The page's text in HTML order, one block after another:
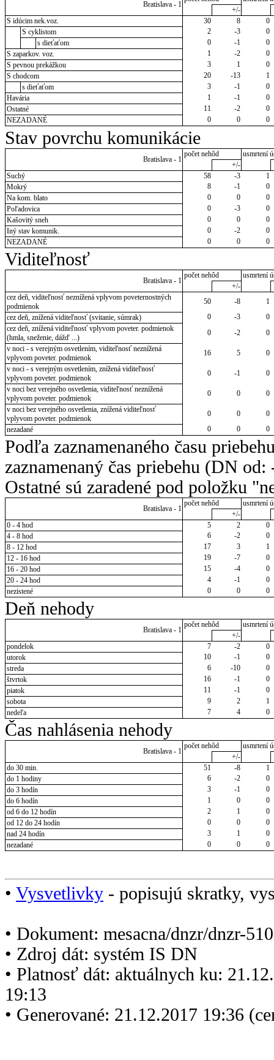
Bratislava - 1
+/-
S idúcim nek.voz.
30 8
0
S cyklistom
2 -3
0
s dieťaťom
0 -1
0
S zaparkov. voz.
1 -2
0
S pevnou prekážkou
3 1
0
S chodcom
20 -13
1
s dieťaťom
3 -1
0
Havária
1 -1
0
Ostatné
11 -2
0
NEZADANÉ
0 0 0
Stav povrchu komunikácie
Bratislava - 1
počet nehôd
usmrtení
+/-
Suchý
58 -3
1
Mokrý
8 -1
0
Na kom. blato
0 0
0
Poľadovica
0 -3
0
Kašovitý sneh
0 0
0
Iný stav komunik.
0 -2
0
NEZADANÉ
0 0 0
Viditeľnosť
Bratislava - 1
počet nehôd
usmrtení
+/-
cez deň, viditeľnosť neznížená vplyvom poveternostných
podmienok
50 -8
1
cez deň, znížená viditeľnosť (svitanie, súmrak)
0 -3
0
cez deň, znížená viditeľnosť vplyvom poveter. podmienok
(hmla, sneženie, dážď ...)
0 -2
0
v noci - s verejným osvetlením, viditeľnosť neznížená
vplyvom poveter. podmienok
16 5
0
v noci - s verejným osvetlením, znížená viditeľnosť
vplyvom poveter. podmienok
0 -1
0
v noci bez verejného osvetlenia, viditeľnosť neznížená
vplyvom poveter. podmienok
0 0
0
v noci bez verejného osvetlenia, znížená viditeľnosť
vplyvom poveter. podmienok
0 0
0
nezadané
0 0 0
Podľa zaznamenaného času
zaznamenaný čas priebehu (DN
Ostatné sú zaradené pod položku
Bratislava - 1
počet nehôd
usmrtení
+/-
0 - 4 hod
5 2
0
4 - 8 hod
6 -2
0
8 - 12 hod
17 3
1
12 - 16 hod
19 -7
0
16 - 20 hod
15 -4
0
20 - 24 hod
4 -1
0
nezistené
0 0 0
Deň nehody
Bratislava - 1
počet nehôd
usmrtení
+/-
pondelok
7 -2
0
utorok
10 -1
0
streda
6 -10
0
štvrtok
16 -1
0
piatok
11 -1
0
sobota
9 2
1
nedeľa
7 4 0
Čas nahlásenia nehody
Bratislava - 1
počet nehôd
usmrtení
+/-
do 30 min.
51 -8
1
do 1 hodiny
6 -2
0
do 3 hodín
3 -1
0
do 6 hodín
1 0
0
od 6 do 12 hodín
2 1
0
od 12 do 24 hodín
0 0
0
nad 24 hodín
3 1
0
nezadané
0 0 0
• Vysvetlivky - popisujú skratky,
• Dokument: mesacna/dnzr/dnzr-
• Zdroj dát: systém IS DN
• Platnosť dát: aktuálnych ku:
19:13
• Generované: 21.12.2017 19:36